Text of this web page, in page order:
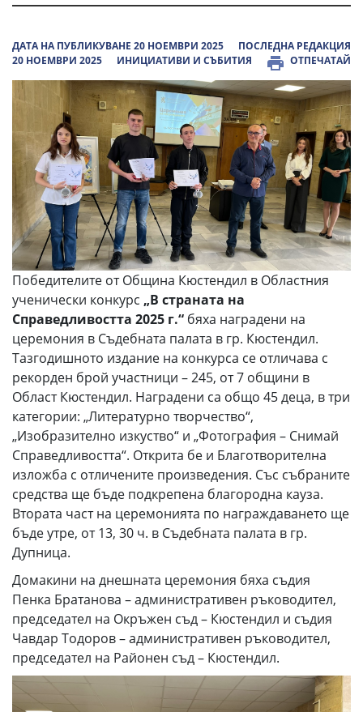
ДАТА НА ПУБЛИКУВАНЕ 20 НОЕМВРИ 2025
ПОСЛЕДНА РЕДАКЦИЯ
20 НОЕМВРИ 2025
ИНИЦИАТИВИ И СЪБИТИЯ ОТПЕЧАТАЙ
Победителите от Община Кюстендил в Областния
ученически конкурс „В страната на
Справедливостта 2025 г.“ бяха наградени на
церемония в Съдебната палата в гр. Кюстендил.
Тазгодишното издание на конкурса се отличава с
рекорден брой участници – 245, от 7 общини в
Област Кюстендил. Наградени са общо 45 деца, в три
категории: „Литературно творчество“,
„Изобразително изкуство“ и „Фотография – Снимай
Справедливостта“. Открита бе и Благотворителна
изложба с отличените произведения. Със събраните
средства ще бъде подкрепена благородна кауза.
Втората част на церемонията по награждаването ще
бъде утре, от 13, 30 ч. в Съдебната палата в гр.
Дупница.
Домакини на днешната церемония бяха съдия
Пенка Братанова – административен ръководител,
председател на Окръжен съд – Кюстендил и съдия
Чавдар Тодоров – административен ръководител,
председател на Районен съд – Кюстендил.